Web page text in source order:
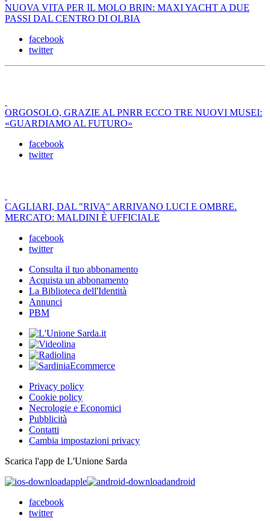
NUOVA VITA PER IL MOLO BRIN: MAXI YACHT A DUE
PASSI DAL CENTRO DI OLBIA
facebook
twitter
ORGOSOLO, GRAZIE AL PNRR ECCO TRE NUOVI MUSEI:
«GUARDIAMO AL FUTURO»
facebook
twitter
CAGLIARI, DAL "RIVA" ARRIVANO LUCI E OMBRE.
MERCATO: MALDINI È UFFICIALE
facebook
twitter
Consulta il tuo abbonamento
Acquista un abbonamento
La Biblioteca dell'Identità
Annunci
PBM
Privacy policy
Cookie policy
Necrologie e Economici
Pubblicità
Contatti
Cambia impostazioni privacy
Scarica l'app de L'Unione Sarda
apple
android
facebook
twitter